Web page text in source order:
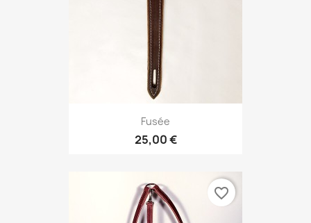
Fusée
25,00 €
favorite_border